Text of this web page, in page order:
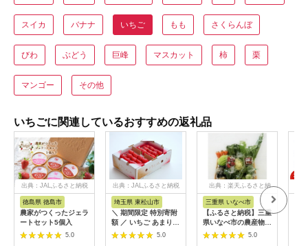
スイカ バナナ いちご もも さくらんぼ
びわ ぶどう 巨峰 マスカット 柿 栗
マンゴー その他
いちごに関連しているおすすめの返礼品
出典：JALふるさと納税
徳島県 徳島市
農家がつくったジェラ
ートセット5個入
5.0
出典：JALふるさと納税
埼玉県 東松山市
＼ 期間限定 特別寄附
額 ／ いちご あまりん
2パック×260g まなこ
ころ・葵 【先行予約
5.0
出典：楽天ふるさと納
三重県 いなべ市
【ふるさと納税】三重
県いなべ市の農産物直
売所「ふれあいの駅う
りぼう」より「旬の新
5.0